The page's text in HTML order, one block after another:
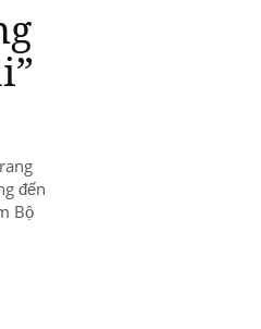
đến
Bộ
đề